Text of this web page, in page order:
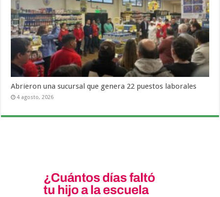
Abrieron una sucursal que genera 22 puestos laborales
4 agosto, 2026